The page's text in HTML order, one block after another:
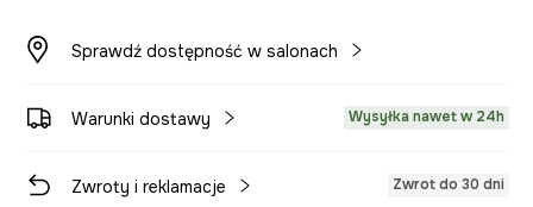
Sprawdź dostępność w salonach
Warunki dostawy Wysyłka nawet w 24h
Zwroty i reklamacje Zwrot do 30 dni